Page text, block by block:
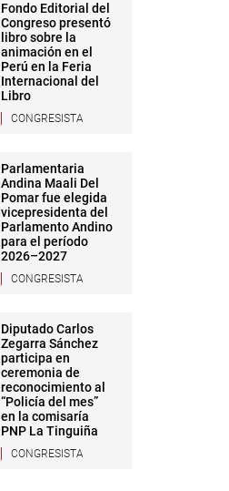
Fondo Editorial del
Congreso presentó
libro sobre la
animación en el
Perú en la Feria
Internacional del
Libro
CONGRESISTA
Parlamentaria
Andina Maali Del
Pomar fue elegida
vicepresidenta del
Parlamento Andino
para el período
2026–2027
CONGRESISTA
Diputado Carlos
Zegarra Sánchez
participa en
ceremonia de
reconocimiento al
“Policía del mes”
en la comisaría
PNP La Tinguiña
CONGRESISTA